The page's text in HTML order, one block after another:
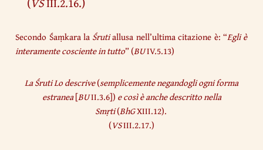
Secondo Śaṃkara la Śrutiallusa nell’ultima citazione è: “Egli è
interamente cosciente in tutto” (BUIV.5.13)
La Śruti Lo descrive(semplicemente negandogli ogni forma
estranea[BUII.3.6]) e così è anche descritto nella
Smṛti(BhGXIII.12).
(VSIII.2.17.)